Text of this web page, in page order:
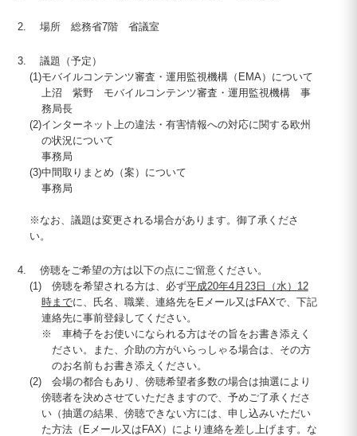
場所 総務省7階 省議室
議題（予定）
(1)モバイルコンテンツ審査・運用監視機構（ EMA）について
上沼 紫野 モバイルコンテンツ審査・運用監視機構 事
務局長
(2)インターネット上の違法・有害情報への対応に関する欧州
の状況について
事務局
(3)中間取りまとめ（案）について
事務局
※なお、議題は変更される場合があります。御了承くださ
い。
傍聴をご希望の方は以下の点にご留意ください。
(1)傍聴を希望される方は、必ず平成20年4月 23日（水） 12
時までに、氏名、職業、連絡先をEメール又は FAXで、下記
連絡先に事前登録してください。
※
車椅子をお使いになられる方はその旨をお書き添えく
ださい。また、介助の方がいらっしゃる場合は、その方
のお名前もお書き添えください。
(2)会場の都合もあり、傍聴希望者多数の場合は抽選により
傍聴者を決めさせていただきますので、予めご了承くださ
い（抽選の結果、傍聴できない方には、申し込みいただい
た方法（Eメール又は FAX）により連絡を差し上げます。な